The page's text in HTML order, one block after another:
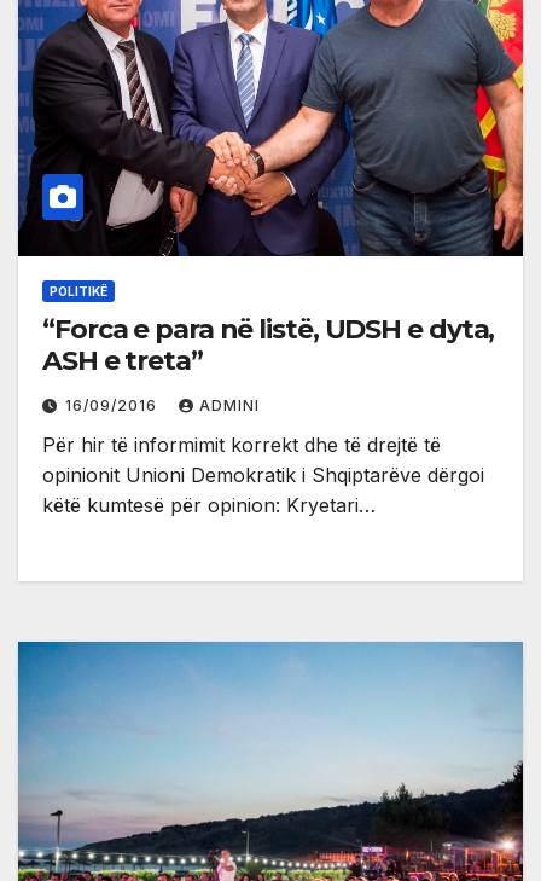
POLITIKË
“Forca e para në listë, UDSH e dyta,
ASH e treta”
16/09/2016 ADMINI
Për hir të informimit korrekt dhe të drejtë të
opinionit Unioni Demokratik i Shqiptarëve dërgoi
këtë kumtesë për opinion: Kryetari…